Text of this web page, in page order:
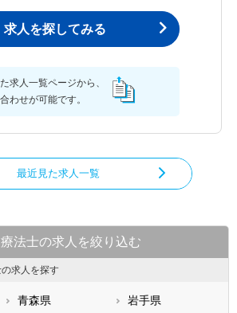
求人を探してみる
求人一覧ページから、
わせが可能です。
最近見た求人一覧
法士の求人を絞り込む
求人を探す
青森県
岩手県